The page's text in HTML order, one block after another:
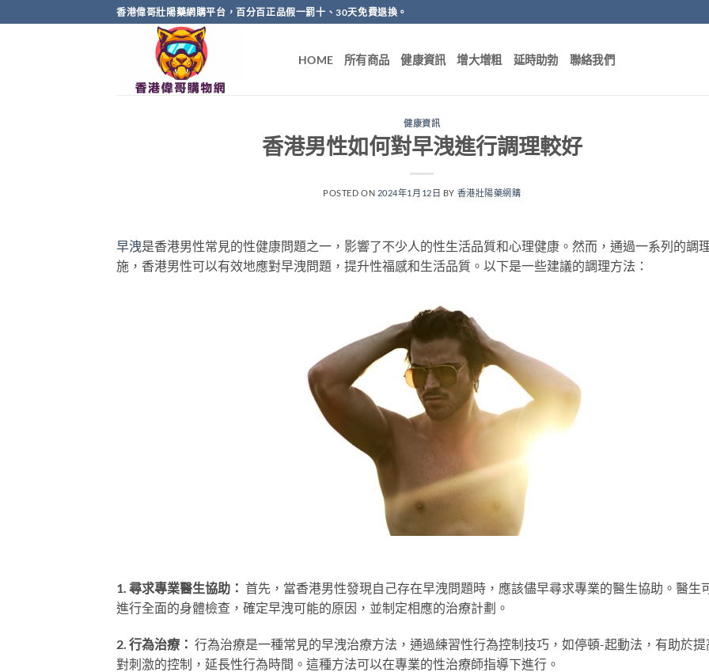
to
香港偉哥壯陽藥網購平台，百分百正品假一罰十、30天免費退換。
HOME 所有商品 健康資訊 增大增粗 延時助勃 聯絡我們
健康資訊
香港男性如何對早洩進行調理較好
POSTED ON 2024年1月12日 BY 香港壯陽藥網購
早洩是香港男性常見的性健康問題之一，影響了不少人的性生活品質和心理健康。然而，通過一系列的調
施，香港男性可以有效地應對早洩問題，提升性福感和生活品質。以下是一些建議的調理方法：
1. 尋求專業醫生協助： 首先，當香港男性發現自己存在早洩問題時，應該儘早尋求專業的醫生協助。醫生
進行全面的身體檢查，確定早洩可能的原因，並制定相應的治療計劃。
2. 行為治療： 行為治療是一種常見的早洩治療方法，通過練習性行為控制技巧，如停頓-起動法，有助於提
對刺激的控制，延長性行為時間。這種方法可以在專業的性治療師指導下進行。